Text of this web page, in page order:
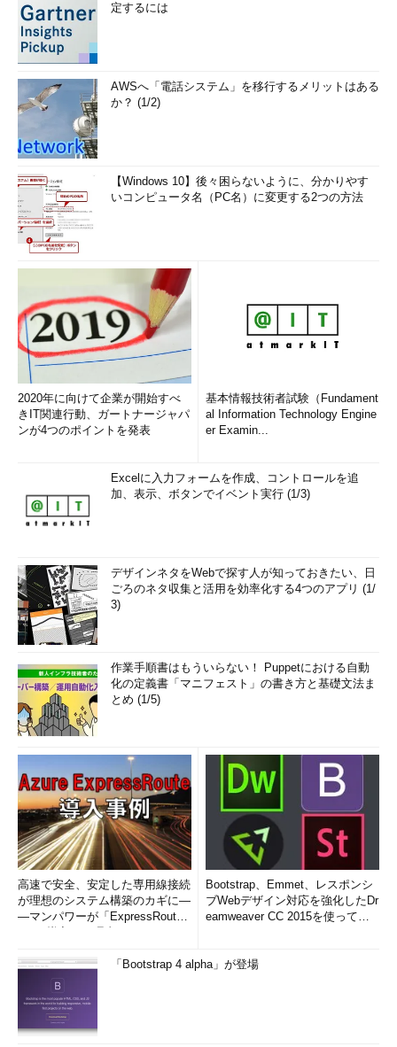
定するには
AWSへ「電話システム」を移行するメリットはある
か？ (1/2)
【Windows 10】後々困らないように、分かりやす
いコンピュータ名（PC名）に変更する2つの方法
2020年に向けて企業が開始すべ
きIT関連行動、ガートナージャパ
ンが4つのポイントを発表
基本情報技術者試験（Fundament
al Information Technology Engine
er Examin...
Excelに入力フォームを作成、コントロールを追
加、表示、ボタンでイベント実行 (1/3)
デザインネタをWebで探す人が知っておきたい、日
ごろのネタ収集と活用を効率化する4つのアプリ (1/
3)
作業手順書はもういらない！ Puppetにおける自動
化の定義書「マニフェスト」の書き方と基礎文法ま
とめ (1/5)
高速で安全、安定した専用線接続
が理想のシステム構築のカギに―
―マンパワーが「ExpressRout
Bootstrap、Emmet、レスポンシ
ブWebデザイン対応を強化したDr
eamweaver CC 2015を使って
「Bootstrap 4 alpha」が登場